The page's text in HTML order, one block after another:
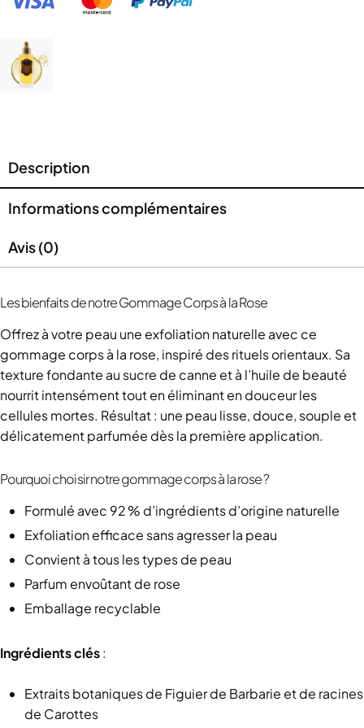
Description
Informations complémentaires
Avis (0)
Les bienfaits de notre Gommage Corps à la Rose
Offrez à votre peau une exfoliation naturelle avec ce
gommage corps à la rose, inspiré des rituels orientaux. Sa
texture fondante au sucre de canne et à l’huile de beauté
nourrit intensément tout en éliminant en douceur les
cellules mortes. Résultat : une peau lisse, douce, souple et
délicatement parfumée dès la première application.
Pourquoi choisir notre gommage corps à la rose ?
Formulé avec 92 % d’ingrédients d’origine naturelle
Exfoliation efficace sans agresser la peau
Convient à tous les types de peau
Parfum envoûtant de rose
Emballage recyclable
Ingrédients clés:
Extraits botaniques de Figuier de Barbarie et de racines
de Carottes